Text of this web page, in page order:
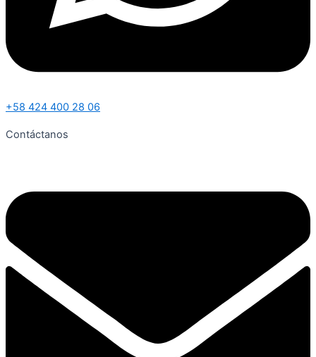
+58 424 400 28 06
Contáctanos